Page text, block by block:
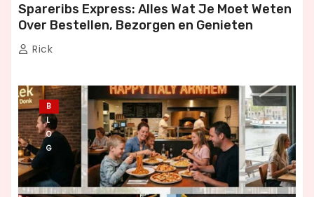
Spareribs Express: Alles Wat Je Moet Weten
Over Bestellen, Bezorgen en Genieten
Rick
B
L
O
G